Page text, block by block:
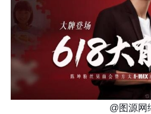
@图源网